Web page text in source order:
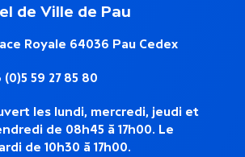
de Ville de Pau
Royale 64036 Pau Cedex
(0)5 59 27 85 80
les lundi, mercredi, jeudi et
de 08h45 à 17h00. Le
de 10h30 à 17h00.